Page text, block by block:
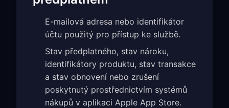
E-mailová adresa nebo identifikátor
účtu použitý pro přístup ke službě.
Stav předplatného, stav nároku,
identifikátory produktu, stav transakce
a stav obnovení nebo zrušení
poskytnutý prostřednictvím systémů
nákupů v aplikaci Apple App Store.